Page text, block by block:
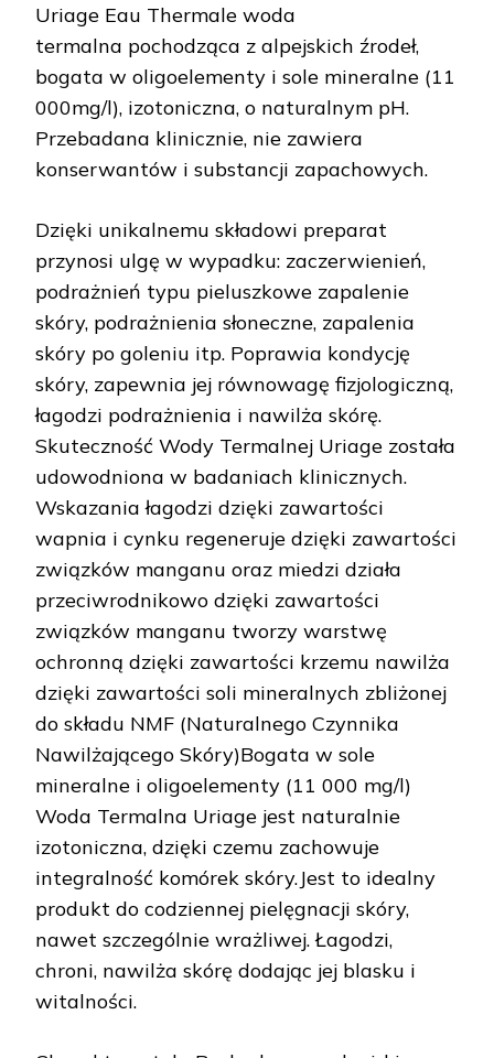
Uriage Eau Thermale woda
termalna pochodząca z alpejskich źrodeł,
bogata w oligoelementy i sole mineralne (11
000mg/l), izotoniczna, o naturalnym pH.
Przebadana klinicznie, nie zawiera
konserwantów i substancji zapachowych.
Dzięki unikalnemu składowi preparat
przynosi ulgę w wypadku: zaczerwienień,
podrażnień typu pieluszkowe zapalenie
skóry, podrażnienia słoneczne, zapalenia
skóry po goleniu itp. Poprawia kondycję
skóry, zapewnia jej równowagę fizjologiczną,
łagodzi podrażnienia i nawilża skórę.
Skuteczność Wody Termalnej Uriage została
udowodniona w badaniach klinicznych.
Wskazania łagodzi dzięki zawartości
wapnia i cynku regeneruje dzięki zawartości
związków manganu oraz miedzi działa
przeciwrodnikowo dzięki zawartości
związków manganu tworzy warstwę
ochronną dzięki zawartości krzemu nawilża
dzięki zawartości soli mineralnych zbliżonej
do składu NMF (Naturalnego Czynnika
Nawilżającego Skóry)Bogata w sole
mineralne i oligoelementy (11 000 mg/l)
Woda Termalna Uriage jest naturalnie
izotoniczna, dzięki czemu zachowuje
integralność komórek skóry.Jest to idealny
produkt do codziennej pielęgnacji skóry,
nawet szczególnie wrażliwej. Łagodzi,
chroni, nawilża skórę dodając jej blasku i
witalności.